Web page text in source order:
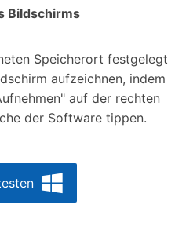
Bildschirms
Speicherort festgelegt
aufzeichnen, indem
auf der rechten
der Software tippen.